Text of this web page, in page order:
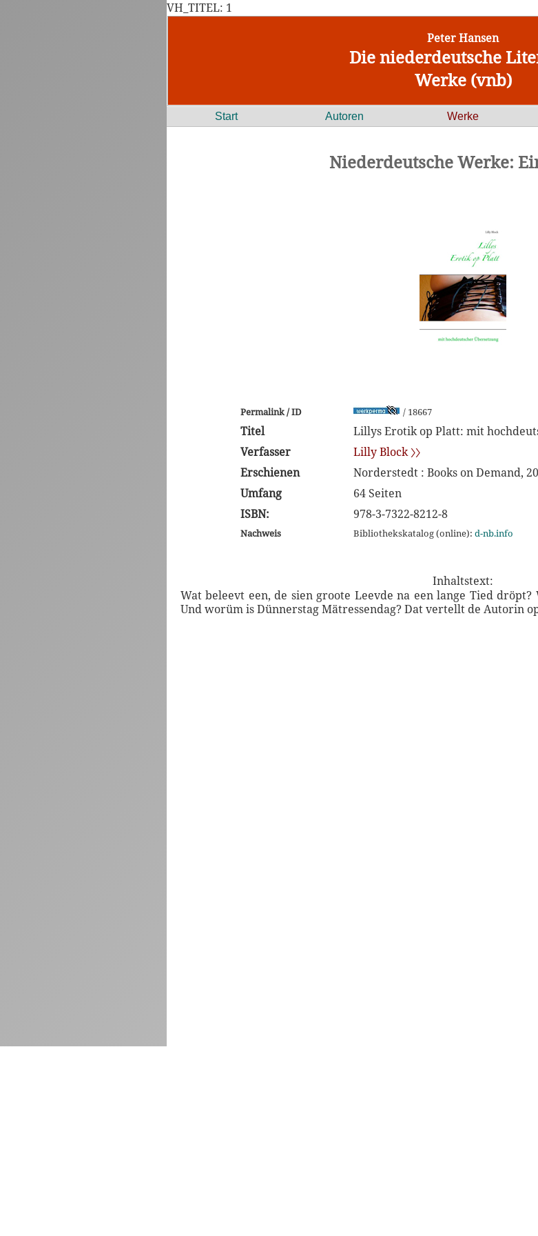
VH_TITEL: 1
Peter Hansen
Die niederdeutsche
Werke (vnb)
Start Autoren Werke
Niederdeutsche Werke:
Permalink / ID / 18667
Titel
Lillys Erotik op Platt: mit
Verfasser
Lilly Block 〉〉
Erschienen
Norderstedt : Books on Demand,
Umfang
64 Seiten
ISBN:
978-3-7322-8212-8
Nachweis Bibliothekskatalog (online): d-nb.info
Inhaltstext:
Wat beleevt een, de sien groote Leevde na een lange Tied dröpt?
Und worüm is Dünnerstag Mätressendag? Dat vertellt de Autorin